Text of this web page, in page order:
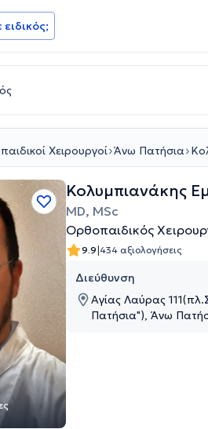
ειδικός;
Χειρουργοί Άνω Πατήσια
Κολυμπιανάκης
MD, MSc
Ορθοπαιδικός
9.9|434 αξιολογήσεις
Διεύθυνση
Αγίας Λαύρας
Πατήσια"), Άνω